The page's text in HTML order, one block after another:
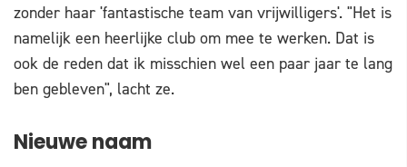
zonder haar 'fantastische team van vrijwilligers'. "Het is
namelijk een heerlijke club om mee te werken. Dat is
ook de reden dat ik misschien wel een paar jaar te lang
ben gebleven", lacht ze.
Nieuwe naam